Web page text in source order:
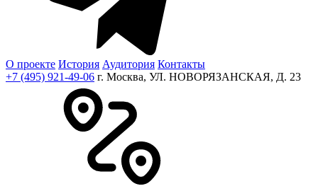
О проекте История Аудитория Контакты
+7 (495) 921-49-06 г. Москва, УЛ. НОВОРЯЗАНСКАЯ, Д. 23